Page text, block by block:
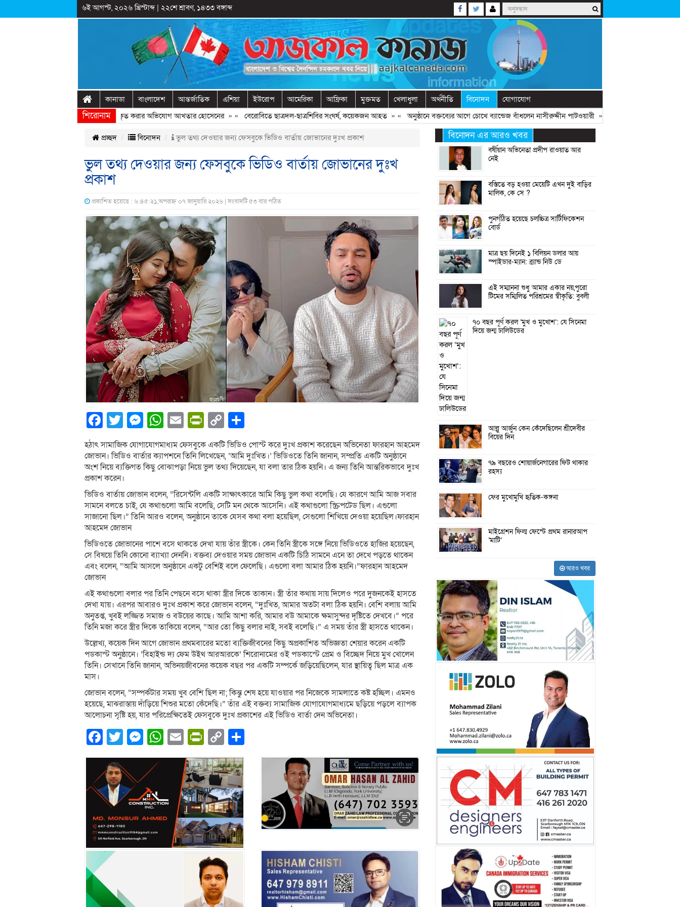
৬ই আগস্ট, ২০২৬ খ্রিস্টাব্দ| ২২শে শ্রাবণ, ১৪৩৩ বঙ্গাব্দ
কানাডা বাংলাদেশ আন্তর্জাতিক এশিয়া ইউরোপ আমেরিকা আফ্রিকা মুক্তমত খেলাধুলা অর্থনীতি বিনোদন যোগাযোগ
শিরোনাম
অনুষ্ঠানের প্রামাণ্যচিত্রে ইতিহাস বিকৃত করার অভিযোগ আখতার হোসেনের» « বেরোবিতে ছাত্রদল-ছাত্রশিবির সংঘর্ষ, কয়েকজন আহত» « অনুষ্ঠানে বক্তব্যের আগে চোখে ব্যান্ডেজ বাঁধলেন নাসীরুদ্দীন পাটওয়ারী» « দেশে নতুন দলের আত্মপ্রকাশ,
প্রচ্ছদ বিনোদন ভুল তথ্য দেওয়ার জন্য ফেসবুকে ভিডিও বার্তায় জোভানের দুঃখ প্রকাশ
ভুল তথ্য দেওয়ার জন্য ফেসবুকে ভিডিও বার্তায় জোভানের দুঃখ
প্রকাশ
প্রকাশিত হয়েছে : ৬:৪৫:২১,অপরাহ্ন ০৭ জানুয়ারি ২০২৬ | সংবাদটি ৫৩ বার পঠিত
Facebook
Twitter
Messenger
WhatsApp
EmailPrintFriendly
Copy
Link
হঠাৎ সামাজিক যোগাযোগমাধ্যম ফেসবুকে একটি ভিডিও পোস্ট করে দুঃখ প্রকাশ করেছেন অভিনেতা ফারহান আহমেদ
জোভান। ভিডিও বার্তার ক্যাপশনে তিনি লিখেছেন, ‘আমি দুঃখিত।’ ভিডিওতে তিনি জানান, সম্প্রতি একটি অনুষ্ঠানে
অংশ নিয়ে ব্যক্তিগত কিছু বোঝাপড়া নিয়ে ভুল তথ্য দিয়েছেন, যা বলা তার ঠিক হয়নি। এ জন্য তিনি আন্তরিকভাবে দুঃখ
প্রকাশ করেন।
ভিডিও বার্তায় জোভান বলেন, “রিসেন্টলি একটি সাক্ষাৎকারে আমি কিছু ভুল কথা বলেছি। যে কারণে আমি আজ সবার
সামনে বলতে চাই, যে কথাগুলো আমি বলেছি, সেটি মন থেকে আসেনি। এই কথাগুলো স্ক্রিপটেড ছিল। এগুলো
সাজানো ছিল।” তিনি আরও বলেন, অনুষ্ঠানে তাকে যেসব কথা বলা হয়েছিল, সেগুলো শিখিয়ে দেওয়া হয়েছিল।ফারহান
আহমেদ জোভান
ভিডিওতে জোভানের পাশে বসে থাকতে দেখা যায় তাঁর স্ত্রীকে। কেন তিনি স্ত্রীকে সঙ্গে নিয়ে ভিডিওতে হাজির হয়েছেন,
সে বিষয়ে তিনি কোনো ব্যাখ্যা দেননি। বক্তব্য দেওয়ার সময় জোভান একটি চিঠি সামনে এনে তা দেখে পড়তে থাকেন
এবং বলেন, “আমি আসলে অনুষ্ঠানে একটু বেশিই বলে ফেলেছি। এগুলো বলা আমার ঠিক হয়নি।”ফারহান আহমেদ
জোভান
এই কথাগুলো বলার পর তিনি পেছনে বসে থাকা স্ত্রীর দিকে তাকান। স্ত্রী তাঁর কথায় সায় দিলেও পরে দুজনকেই হাসতে
দেখা যায়। এরপর আবারও দুঃখ প্রকাশ করে জোভান বলেন, “দুঃখিত, আমার অতটা বলা ঠিক হয়নি। বেশি বলায় আমি
অনুতপ্ত, খুবই লজ্জিত সমাজ ও বউয়ের কাছে। আমি আশা করি, আমার বউ আমাকে ক্ষমাসুন্দর দৃষ্টিতে দেখবে।” পরে
তিনি মজা করে স্ত্রীর দিকে তাকিয়ে বলেন, “আর তো কিছু বলার নাই, সবই বলেছি।” এ সময় তাঁর স্ত্রী হাসতে থাকেন।
উল্লেখ্য, কয়েক দিন আগে জোভান প্রথমবারের মতো ব্যক্তিজীবনের কিছু অপ্রকাশিত অভিজ্ঞতা শেয়ার করেন একটি
পডকাস্ট অনুষ্ঠানে। ‘বিহাইন্ড দ্য ফেম উইথ আরআরকে’ শিরোনামের ওই পডকাস্টে প্রেম ও বিচ্ছেদ নিয়ে মুখ খোলেন
তিনি। সেখানে তিনি জানান, অভিনয়জীবনের কয়েক বছর পর একটি সম্পর্কে জড়িয়েছিলেন, যার স্থায়িত্ব ছিল মাত্র এক
মাস।
জোভান বলেন, “সম্পর্কটার সময় খুব বেশি ছিল না; কিন্তু শেষ হয়ে যাওয়ার পর নিজেকে সামলাতে কষ্ট হচ্ছিল। এমনও
হয়েছে, মাঝরাস্তায় দাঁড়িয়ে শিশুর মতো কেঁদেছি।” তাঁর এই বক্তব্য সামাজিক যোগাযোগমাধ্যমে ছড়িয়ে পড়লে ব্যাপক
আলোচনা সৃষ্টি হয়, যার পরিপ্রেক্ষিতেই ফেসবুকে দুঃখ প্রকাশের এই ভিডিও বার্তা দেন অভিনেতা।
Facebook
Twitter
Messenger
WhatsApp
EmailPrintFriendly
Copy
Link
বিনোদন এর আরও খবর
বর্ষীয়ান অভিনেতা প্রদীপ রাওয়াত আর
নেই
বস্তিতে বড় হওয়া মেয়েটি এখন দুই বাড়ির
মালিক, কে সে ?
পুনর্গঠিত হয়েছে চলচ্চিত্র সার্টিফিকেশন
বোর্ড
মাত্র ছয় দিনেই ১ বিলিয়ন ডলার আয়
স্পাইডার-ম্যান: ব্র্যান্ড নিউ ডে
এই সম্মাননা শুধু আমার একার নয়,পুরো
টিমের সম্মিলিত পরিশ্রমের স্বীকৃতি: বুবলী
৭০ বছর পূর্ণ করল ‘মুখ ও মুখোশ’: যে সিনেমা
দিয়ে জন্ম ঢালিউডের
আল্লু আর্জুন কেন কেঁদেছিলেন শ্রীদেবীর
বিয়ের দিন
৭৯ বছরেও শোয়ার্জনেগারের ফিট থাকার
রহস্য
ফের মুখোমুখি হৃতিক-কঙ্গনা
মাইগ্রেশন ফিল্ম ফেস্টে প্রথম রানারআপ
‘মাটি’
আরও খবর